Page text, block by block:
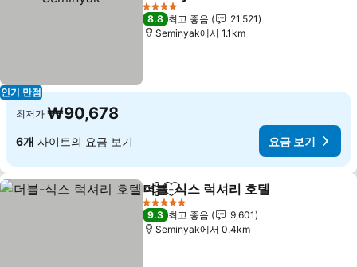
인기 만점
요금 보기
4 성급
8.8 최고 좋음
21,521
Seminyak에서 1.1km
최저가 ₩90,678
6개 사이트의 요금 보기 요금 보기
공유 즐겨찾기에 추가
더블-식스 럭셔리 호텔
5 성급
9.3 최고 좋음
9,601
Seminyak에서 0.4km